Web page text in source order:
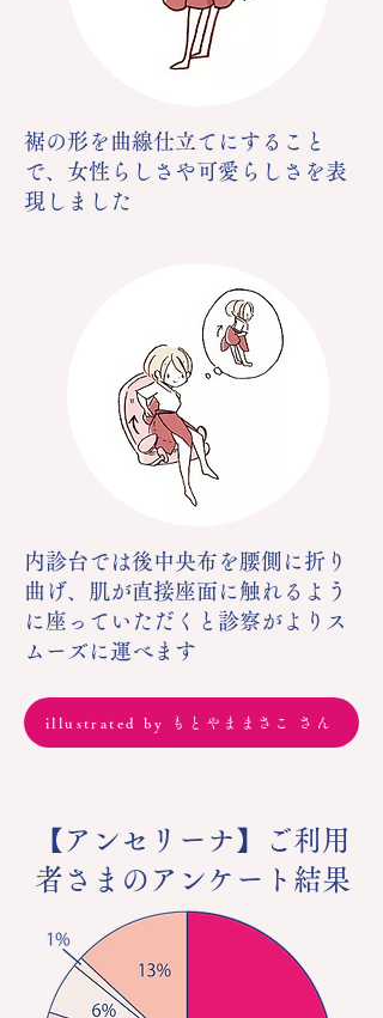
裾の形を曲線仕立てにすること
で、女性らしさや可愛らしさを表
現しました
内診台では後中央布を腰側に折り
曲げ、肌が直接座面に触れるよう
に座っていただくと診察がよりス
ムーズに運べます
illustrated by もとやままさこ さん
【アンセリーナ】ご利用
者さまのアンケート結果